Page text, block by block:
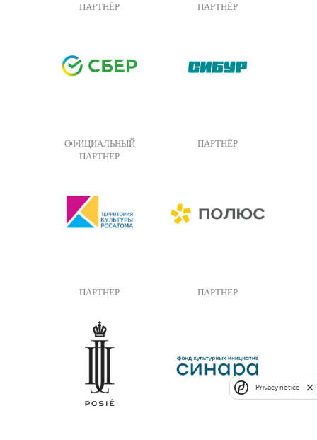
ПАРТНЁР
ПАРТНЁР
ОФИЦИАЛЬНЫЙ
ПАРТНЁР
ПАРТНЁР
ПАРТНЁР ПАРТНЁР
Privacy notice